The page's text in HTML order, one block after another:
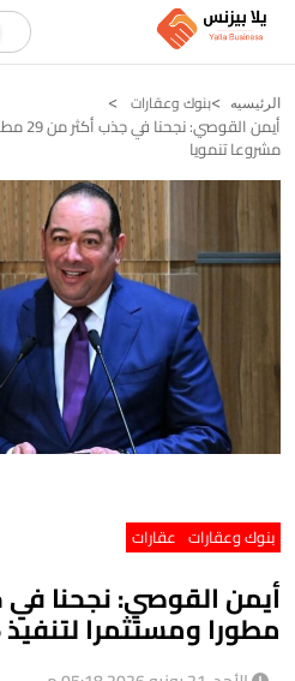
الرئيسيه بنوك وعقارات
مشروعا تنمويا
بنوك وعقارات عقارات
مطورا ومستثمرا لتنفيذ 46 مشروعا تنمويا